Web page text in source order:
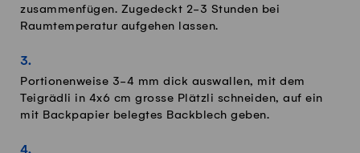
zusammenfügen. Zugedeckt 2-3 Stunden bei
Raumtemperatur aufgehen lassen.
Portionenweise 3-4 mm dick auswallen, mit dem
Teigrädli in 4x6 cm grosse Plätzli schneiden, auf ein
mit Backpapier belegtes Backblech geben.